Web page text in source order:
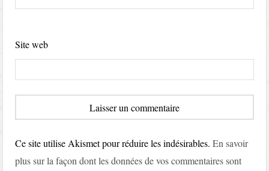
Site web
Ce site utilise Akismet pour réduire les indésirables.En savoir
plus sur la façon dont les données de vos commentaires sont